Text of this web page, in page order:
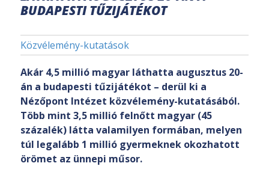
BUDAPESTI TŰZIJÁTÉKOT
Közvélemény-kutatások
Akár 4,5 millió magyar láthatta augusztus 20-
án a budapesti tűzijátékot – derül ki a
Nézőpont Intézet közvélemény-kutatásából.
Több mint 3,5 millió felnőtt magyar (45
százalék) látta valamilyen formában, melyen
túl legalább 1 millió gyermeknek okozhatott
örömet az ünnepi műsor.